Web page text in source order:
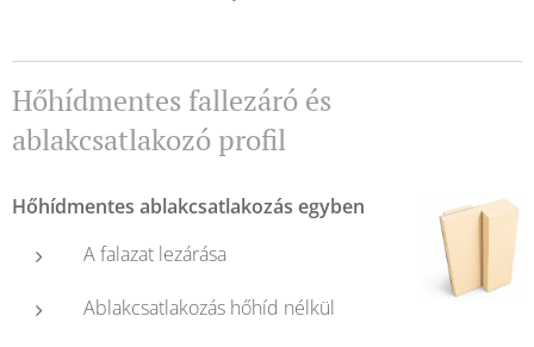
Hőhídmentes fallezáró és
ablakcsatlakozó profil
Hőhídmentes ablakcsatlakozás egyben
A falazat lezárása
Ablakcsatlakozás hőhíd nélkül